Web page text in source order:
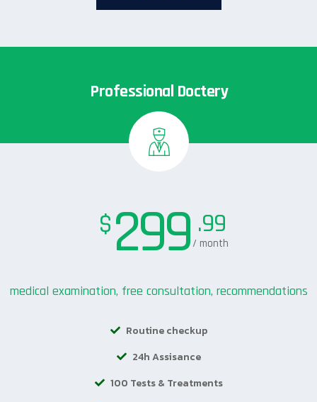
Professional Doctery
299 .99
$
/ month
medical examination, free consultation, recommendations
Routine checkup
24h Assisance
100 Tests & Treatments